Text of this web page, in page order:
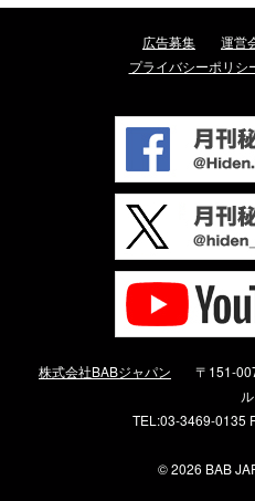
広告募集 運営
プライバシーポリシ
株式会社BABジャパン
〒151-
ル
TEL:03-3469-0135
©2026 BAB